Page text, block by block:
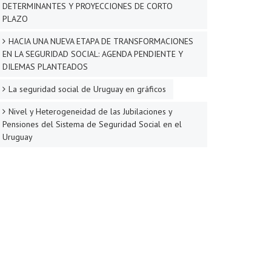
DETERMINANTES Y PROYECCIONES DE CORTO
PLAZO
HACIA UNA NUEVA ETAPA DE TRANSFORMACIONES
EN LA SEGURIDAD SOCIAL: AGENDA PENDIENTE Y
DILEMAS PLANTEADOS
La seguridad social de Uruguay en gráficos
Nivel y Heterogeneidad de las Jubilaciones y
Pensiones del Sistema de Seguridad Social en el
Uruguay